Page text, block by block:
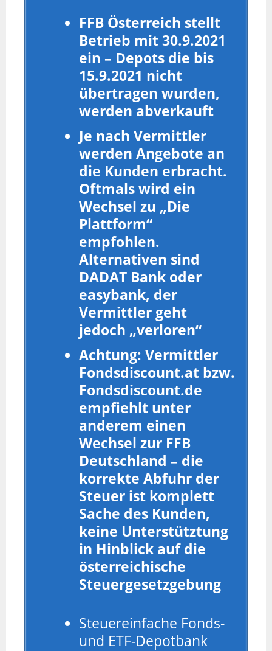
FFB Österreich stellt
Betrieb mit 30.9.2021
ein – Depots die bis
15.9.2021 nicht
übertragen wurden,
werden abverkauft
Je nach Vermittler
werden Angebote an
die Kunden erbracht.
Oftmals wird ein
Wechsel zu „Die
Plattform“
empfohlen.
Alternativen sind
DADAT Bank oder
easybank, der
Vermittler geht
jedoch „verloren“
Achtung: Vermittler
Fondsdiscount.at bzw.
Fondsdiscount.de
empfiehlt unter
anderem einen
Wechsel zur FFB
Deutschland – die
korrekte Abfuhr der
Steuer ist komplett
Sache des Kunden,
keine Unterstütztung
in Hinblick auf die
österreichische
Steuergesetzgebung
Steuereinfache Fonds-
und ETF-Depotbank